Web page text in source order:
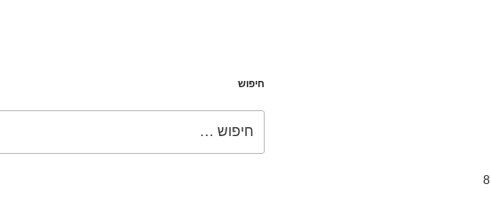
חיפוש